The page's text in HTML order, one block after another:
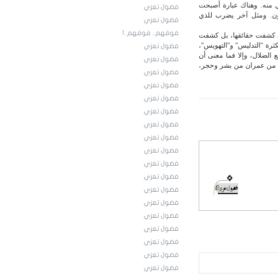
فضول تعزي
فضول تعزي
فوقهم.. فوقهم..!
فضول تعزي
فضول تعزي
فضول تعزي
فضول تعزي
فضول تعزي
فضول تعزي
فضول تعزي
فضول تعزي
فضول تعزي
فضول تعزي
فضول تعزي
فضول تعزي
فضول تعزي
فضول تعزي
فضول تعزي
فضول تعزي
فضول تعزي
فضول تعزي
منه. وهناك عبارة أصبحت
ومثل آخر يضرب للذي
كشفت حقائقها، بل كشفت
"التدليس" و"التهويس"،
وإلا فما معنى أن
من عمران من بشر وحجر،